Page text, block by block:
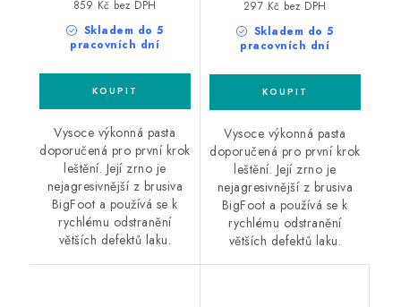
Skladem do 5
pracovních dní
859 Kč bez DPH
Vysoce výkonná pasta
doporučená pro první krok
leštění. Její zrno je
nejagresivnější z brusiva
BigFoot a používá se k
rychlému odstranění
větších defektů laku.
Skladem do 5
pracovních dní
297 Kč bez DPH
Vysoce výkonná pasta
doporučená pro první krok
leštění. Její zrno je
nejagresivnější z brusiva
BigFoot a používá se k
rychlému odstranění
větších defektů laku.